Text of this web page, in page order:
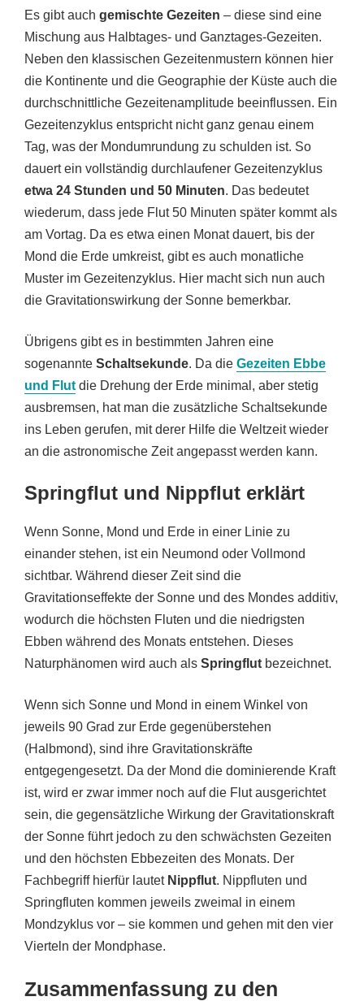
Es gibt auch gemischte Gezeiten – diese sind eine
Mischung aus Halbtages- und Ganztages-Gezeiten.
Neben den klassischen Gezeitenmustern können hier
die Kontinente und die Geographie der Küste auch die
durchschnittliche Gezeitenamplitude beeinflussen. Ein
Gezeitenzyklus entspricht nicht ganz genau einem
Tag, was der Mondumrundung zu schulden ist. So
dauert ein vollständig durchlaufener Gezeitenzyklus
etwa 24 Stunden und 50 Minuten. Das bedeutet
wiederum, dass jede Flut 50 Minuten später kommt als
am Vortag. Da es etwa einen Monat dauert, bis der
Mond die Erde umkreist, gibt es auch monatliche
Muster im Gezeitenzyklus. Hier macht sich nun auch
die Gravitationswirkung der Sonne bemerkbar.
Übrigens gibt es in bestimmten Jahren eine
sogenannte Schaltsekunde. Da die Gezeiten Ebbe
und Flut die Drehung der Erde minimal, aber stetig
ausbremsen, hat man die zusätzliche Schaltsekunde
ins Leben gerufen, mit derer Hilfe die Weltzeit wieder
an die astronomische Zeit angepasst werden kann.
Springflut und Nippflut erklärt
Wenn Sonne, Mond und Erde in einer Linie zu
einander stehen, ist ein Neumond oder Vollmond
sichtbar. Während dieser Zeit sind die
Gravitationseffekte der Sonne und des Mondes additiv,
wodurch die höchsten Fluten und die niedrigsten
Ebben während des Monats entstehen. Dieses
Naturphänomen wird auch als Springflut bezeichnet.
Wenn sich Sonne und Mond in einem Winkel von
jeweils 90 Grad zur Erde gegenüberstehen
(Halbmond), sind ihre Gravitationskräfte
entgegengesetzt. Da der Mond die dominierende Kraft
ist, wird er zwar immer noch auf die Flut ausgerichtet
sein, die gegensätzliche Wirkung der Gravitationskraft
der Sonne führt jedoch zu den schwächsten Gezeiten
und den höchsten Ebbezeiten des Monats. Der
Fachbegriff hierfür lautet Nippflut. Nippfluten und
Springfluten kommen jeweils zweimal in einem
Mondzyklus vor – sie kommen und gehen mit den vier
Vierteln der Mondphase.
Zusammenfassung zu den